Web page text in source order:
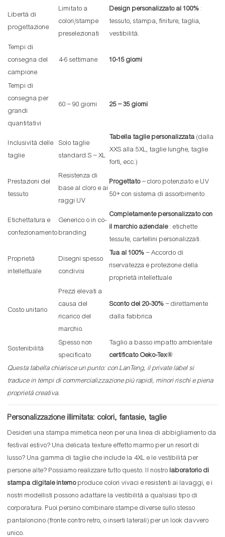
Libertà di
progettazione
Limitato a
colori/stampe
preselezionati
Design personalizzato al 100% :
tessuto, stampa, finiture, taglia,
vestibilità.
Tempi di
consegna del
campione
4-6 settimane 10-15 giorni
Tempi di
consegna per
grandi
quantitativi
60 – 90 giorni 25 – 35 giorni
Inclusività delle
taglie
Solo taglie
standard S – XL
Tabella taglie personalizzata (dalla
XXS alla 5XL, taglie lunghe, taglie
forti, ecc.)
Prestazioni del
tessuto
Resistenza di
base al cloro e ai
raggi UV
Progettato– cloro potenziato e UV
50+ con sistema di assorbimento
Etichettatura e
confezionamento
Generico o in co-
branding
Completamente personalizzato con
il marchio aziendale: etichette
tessute, cartellini personalizzati.
Proprietà
intellettuale
Disegni spesso
condivisi
Tua al 100% – Accordo di
riservatezza e protezione della
proprietà intellettuale
Costo unitario
Prezzi elevati a
causa del
ricarico del
marchio.
Sconto del 20-30% – direttamente
dalla fabbrica
Sostenibilità
Spesso non
specificato
Taglio a basso impatto ambientale
certificato Oeko-Tex®
Questa tabella chiarisce un punto: con LanTeng, il private label si
traduce in tempi di commercializzazione più rapidi, minori rischi e piena
proprietà creativa.
Personalizzazione illimitata: colori, fantasie, taglie
Desideri una stampa mimetica neon per una linea di abbigliamento da
festival estivo? Una delicata texture effetto marmo per un resort di
lusso? Una gamma di taglie che include la 4XL e le vestibilità per
persone alte? Possiamo realizzare tutto questo. Il nostro laboratorio di
stampa digitale internoproduce colori vivaci e resistenti ai lavaggi, e i
nostri modellisti possono adattare la vestibilità a qualsiasi tipo di
corporatura. Puoi persino combinare stampe diverse sullo stesso
pantaloncino (fronte contro retro, o inserti laterali) per un look davvero
unico.